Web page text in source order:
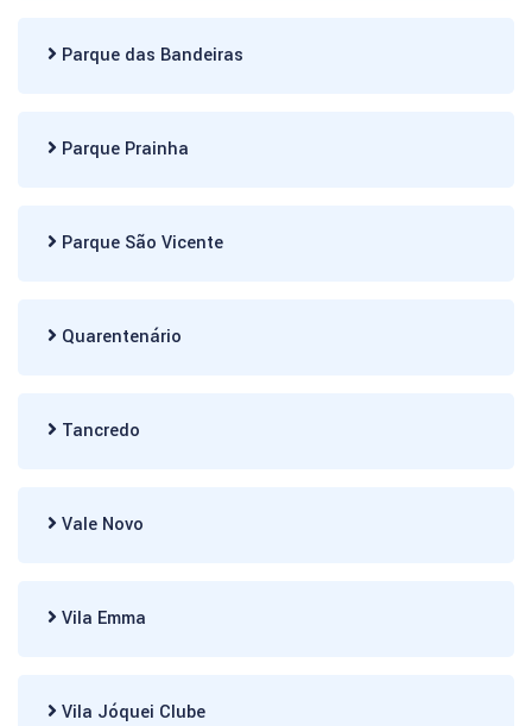
Parque das Bandeiras
Parque Prainha
Parque São Vicente
Quarentenário
Tancredo
Vale Novo
Vila Emma
Vila Jóquei Clube